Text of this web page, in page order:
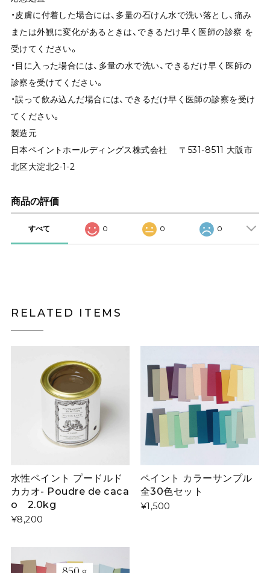
・皮膚に付着した場合には、多量の石けん水で洗い落とし、痛み
または外観に変化があるときは、できるだけ早く医師の診察 を
受けてください。
・目に入った場合には、多量の水で洗い、できるだけ早く医師の
診察を受けてください。
・誤って飲み込んだ場合には、できるだけ早く医師の診察を受け
てください。
製造元
日本ペイントホールディングス株式会社 〒531-8511 大阪市
北区大淀北2-1-2
商品の評価
すべて 0 0 0
RELATED ITEMS
水性ペイント プードルド
カカオ- Poudre de caca
o 2.0kg
¥8,200
ペイント カラーサンプル
全30色セット
¥1,500